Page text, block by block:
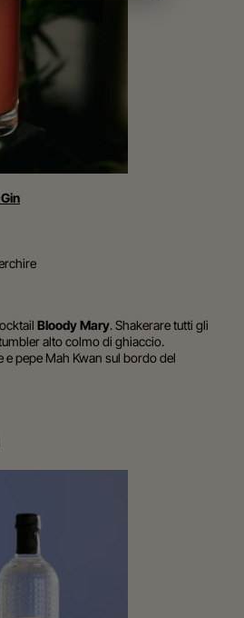
Bloody Mary. Shakerare tutti gli
alto colmo di ghiaccio.
e pepe Mah Kwan sul bordo del